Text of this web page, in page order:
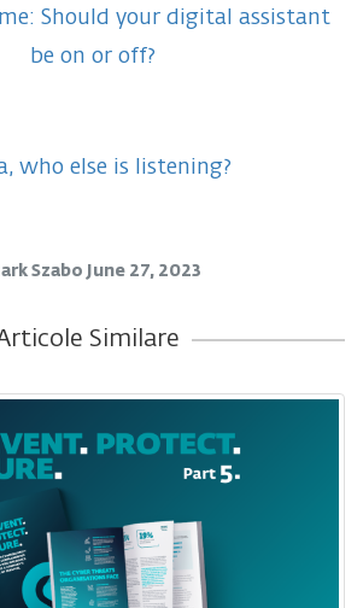
Should your digital assistant
be on or off?
who else is listening?
Szabo June 27, 2023
Similare